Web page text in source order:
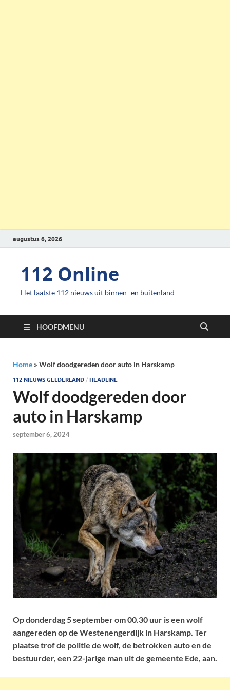
augustus 6, 2026
112 Online
Het laatste 112 nieuws uit binnen- en buitenland
HOOFDMENU
Home » Wolf doodgereden door auto in Harskamp
112 NIEUWS GELDERLAND / HEADLINE
Wolf doodgereden door
auto in Harskamp
september 6, 2024
Op donderdag 5 september om 00.30 uur is een wolf
aangereden op de Westenengerdijk in Harskamp. Ter
plaatse trof de politie de wolf, de betrokken auto en de
bestuurder, een 22-jarige man uit de gemeente Ede, aan.